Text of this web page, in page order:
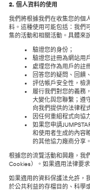
2. 個人資料的使用
我們將根據我們在收集您的個
料。這種使用可能包括：我們
集的活動和相關活動。具體來
驗證您的身份；
驗證您註冊為網站用
處理您作為用戶的註
回答您的疑問、回饋
評估帳戶安全性，檢
履行我們對您的義務
大變化與您聯繫；遵
向我們提供的法律程
因任何重組程式向協
如果您申請
和使用者生成的內容
的其他協力廠商分享。
根據您的流覽活動和興趣，我
Cookies）。如果適用法律要
如果適用的資料保護法允許，
於公共利益的存檔目的、科學